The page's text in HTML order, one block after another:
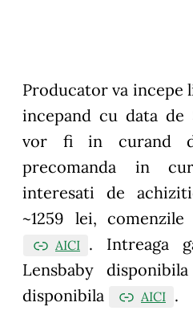
Producator va incepe
incepand cu data de
vor fi in curand
precomanda in
interesati de
~1259 lei,
AICI . Intreaga
Lensbaby
disponibila
AICI .